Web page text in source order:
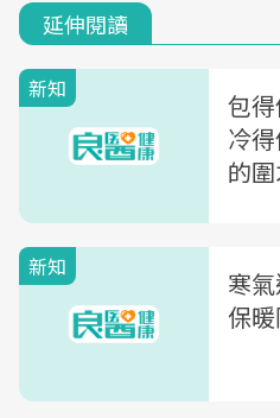
延伸閱讀
新知
包
冷
的
新知
寒
保